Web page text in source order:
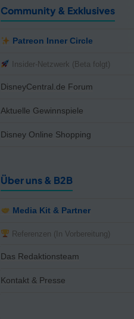
Community & Exklusives
Patreon Inner Circle
Insider-Netzwerk (Beta folgt)
DisneyCentral.de Forum
Aktuelle Gewinnspiele
Disney Online Shopping
Über uns & B2B
Media Kit & Partner
Referenzen (In Vorbereitung)
Das Redaktionsteam
Kontakt & Presse